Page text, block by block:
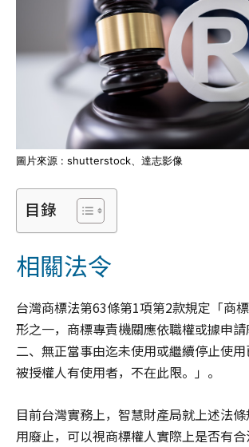
圖片來源 : shutterstock、達志影像
目錄
相關法令
台灣商標法第63條第1項第2款規定「商
形之一，商標專責機關應依職權或據申請
二、無正當事由迄未使用或繼續停止使
被授權人有使用者，不在此限。」。
目前台灣實務上，智慧財產局就上述法
用廢止，可以視商標權人實際上是否有